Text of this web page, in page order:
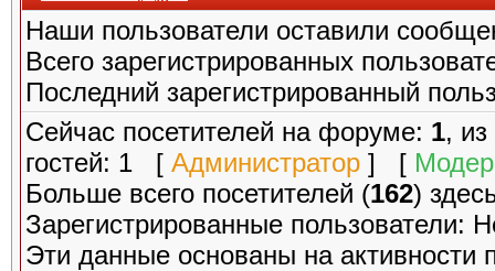
Наши пользователи оставили
Всего зарегистрированных
Последний зарегистрированный
Сейчас посетителей на форуме: 1,
гостей: 1 [ Администратор ] [
Больше всего посетителей (162)
Зарегистрированные пользователи:
Эти данные основаны на активности